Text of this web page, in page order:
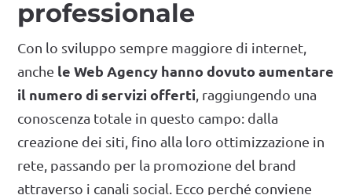
professionale
Con lo sviluppo sempre maggiore di internet,
anche le Web Agency hanno dovuto aumentare
il numero di servizi offerti , raggiungendo una
conoscenza totale in questo campo: dalla
creazione dei siti, fino alla loro ottimizzazione in
rete, passando per la promozione del brand
attraverso i canali social. Ecco perché conviene